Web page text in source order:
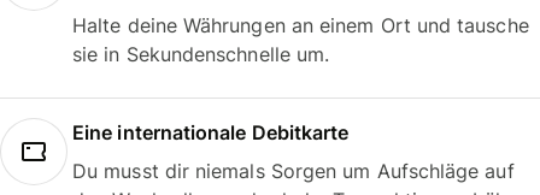
Halte deine Währungen an einem Ort und tausche
sie in Sekundenschnelle um.
Eine internationale Debitkarte
Du musst dir niemals Sorgen um Aufschläge auf